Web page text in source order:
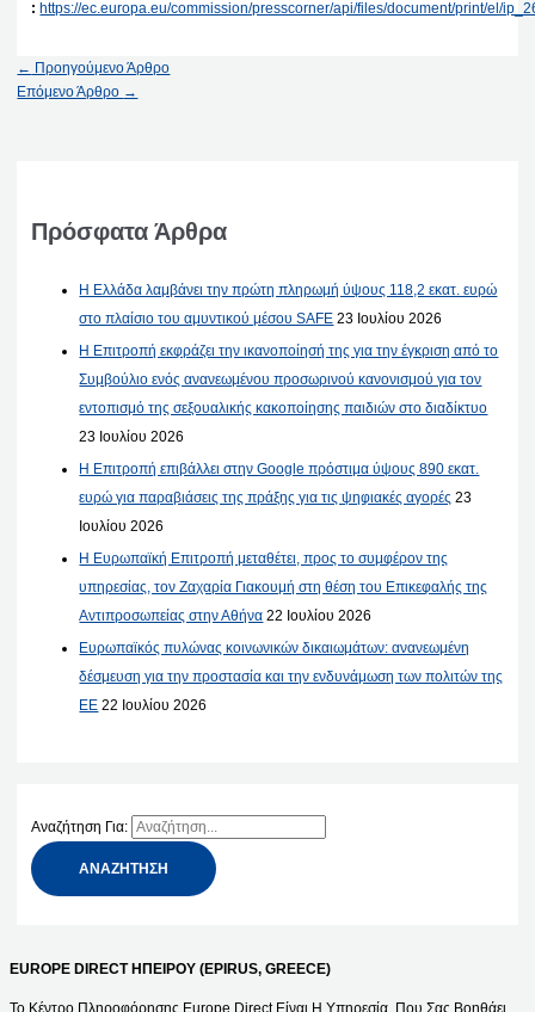
: https://ec.europa.eu/commission/presscorner/api/files/document/print/el/
← Προηγούμενο Άρθρο
Επόμενο Άρθρο →
Πρόσφατα Άρθρα
Η Ελλάδα λαμβάνει την πρώτη πληρωμή ύψους 118,2 εκατ. ευρώ
στο πλαίσιο του αμυντικού μέσου SAFE 23 Ιουλίου 2026
Η Επιτροπή εκφράζει την ικανοποίησή της για την έγκριση από το
Συμβούλιο ενός ανανεωμένου προσωρινού κανονισμού για τον
εντοπισμό της σεξουαλικής κακοποίησης παιδιών στο διαδίκτυο
23 Ιουλίου 2026
Η Επιτροπή επιβάλλει στην Google πρόστιμα ύψους 890 εκατ.
ευρώ για παραβιάσεις της πράξης για τις ψηφιακές αγορές 23
Ιουλίου 2026
Η Ευρωπαϊκή Επιτροπή μεταθέτει, προς το συμφέρον της
υπηρεσίας, τον Ζαχαρία Γιακουμή στη θέση του Επικεφαλής της
Αντιπροσωπείας στην Αθήνα 22 Ιουλίου 2026
Ευρωπαϊκός πυλώνας κοινωνικών δικαιωμάτων: ανανεωμένη
δέσμευση για την προστασία και την ενδυνάμωση των πολιτών της
ΕΕ 22 Ιουλίου 2026
Αναζήτηση Για:
EUROPE DIRECT ΗΠΕΙΡΟΥ (EPIRUS, GREECE)
Το Κέντρο Πληροφόρησης Europe Direct Είναι Η Υπηρεσία, Που Σας Βοηθάει